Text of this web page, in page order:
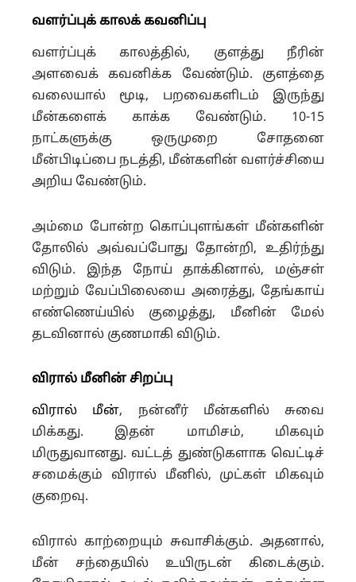
வளர்ப்புக் காலக் கவனிப்பு
வளர்ப்புக் காலத்தில், குளத்து நீரின்
அளவைக் கவனிக்க வேண்டும். குளத்தை
வலையால் மூடி, பறவைகளிடம் இருந்து
மீன்களைக் காக்க வேண்டும். 10-15
நாட்களுக்கு ஒருமுறை சோதனை
மீன்பிடிப்பை நடத்தி, மீன்களின் வளர்ச்சியை
அறிய வேண்டும்.
அம்மை போன்ற கொப்புளங்கள் மீன்களின்
தோலில் அவ்வப்போது தோன்றி, உதிர்ந்து
விடும். இந்த நோய் தாக்கினால், மஞ்சள்
மற்றும் வேப்பிலையை அரைத்து, தேங்காய்
எண்ணெய்யில் குழைத்து, மீனின் மேல்
தடவினால் குணமாகி விடும்.
விரால் மீனின் சிறப்பு
விரால் மீன், நன்னீர் மீன்களில் சுவை
மிக்கது. இதன் மாமிசம், மிகவும்
மிருதுவானது. வட்டத் துண்டுகளாக வெட்டிச்
சமைக்கும் விரால் மீனில், முட்கள் மிகவும்
குறைவு.
விரால் காற்றையும் சுவாசிக்கும். அதனால்,
மீன் சந்தையில் உயிருடன் கிடைக்கும்.